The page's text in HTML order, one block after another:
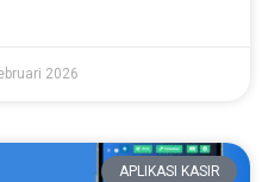
2026
APLIKASI KASIR